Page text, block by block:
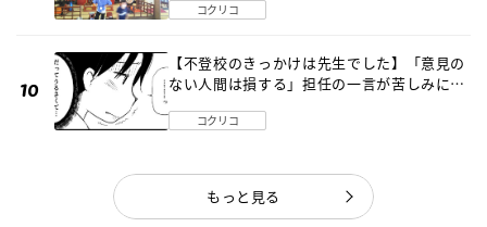
コクリコ
【不登校のきっかけは先生でした】「意見の
ない人間は損する」担任の一言が苦しみに…
コクリコ
もっと見る